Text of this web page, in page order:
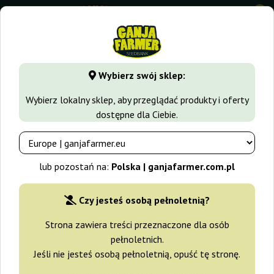
Wybierz swój sklep:
Wybierz lokalny sklep, aby przeglądać produkty i oferty
dostępne dla Ciebie.
lub pozostań na: Polska | ganjafarmer.com.pl
Czy jesteś osobą pełnoletnią?
Strona zawiera treści przeznaczone dla osób
pełnoletnich.
Jeśli nie jesteś osobą pełnoletnią, opuść tę stronę.
0
GanjaFarmer.com.pl Blog Odmiany TOP 5
Blog Ganja Farmer
TOP 5 wystrzałowych nowości
Ganja Farmer Seeds
Ganja Farmer Seeds
Ganja Farmer Seeds to seedbank współpracujący z
producentami z całego świata, oferujący wysokiej jakości
nasiona kolekcjonerskie. Stabilna genetyka i selekcja materiału